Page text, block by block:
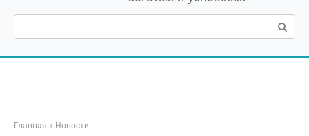
Поиск:
Главная » Новости